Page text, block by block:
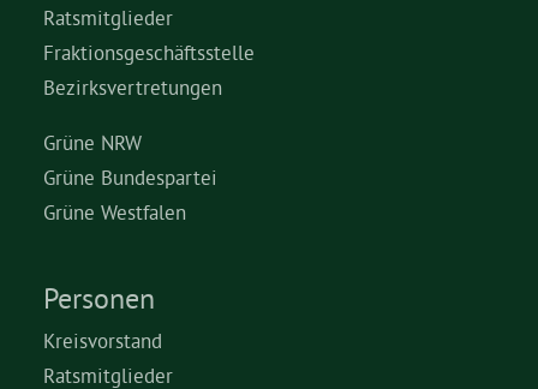
Ratsmitglieder
Fraktionsgeschäftsstelle
Bezirksvertretungen
Grüne NRW
Grüne Bundespartei
Grüne Westfalen
Personen
Kreisvorstand
Ratsmitglieder